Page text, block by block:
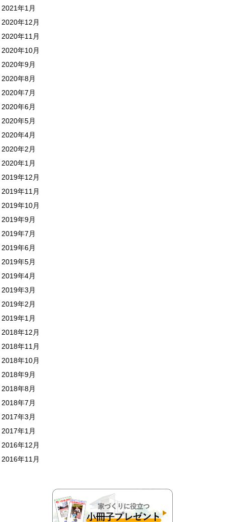
2021年1月
2020年12月
2020年11月
2020年10月
2020年9月
2020年8月
2020年7月
2020年6月
2020年5月
2020年4月
2020年2月
2020年1月
2019年12月
2019年11月
2019年10月
2019年9月
2019年7月
2019年6月
2019年5月
2019年4月
2019年3月
2019年2月
2019年1月
2018年12月
2018年11月
2018年10月
2018年9月
2018年8月
2018年7月
2017年3月
2017年1月
2016年12月
2016年11月